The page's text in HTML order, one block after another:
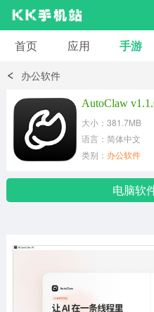
安卓应用
小说漫画
安卓其它
首页 应用 手游
办公软件
AutoClaw
大小：381.7MB
语言：简体中文
类别： 办公软件
电脑软